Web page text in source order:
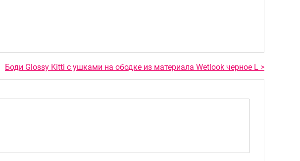
Боди Glossy Kitti с ушками на ободке из материала Wetlook черное L >